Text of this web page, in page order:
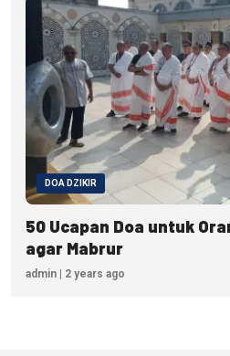
DOA DZIKIR
50 Ucapan Doa untuk
agar Mabrur
admin | 2 years ago